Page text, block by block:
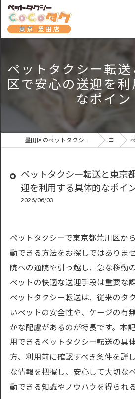
ペットタクシー転送
区で安心の送迎を利
なポイン
墨田区のペットタクシーならペットタクシーCoCoタク東京墨田店 コラム ペ
ペットタクシー転送と東京
迎を利用する具体的なポイ
2026/06/03
ペットタクシーで東京都荒川区か
動できる方法をお探しではありま
院への通院や引っ越し、急な移動
ペットの快適な送迎手段は重要な
ペットタクシー転送は、従来のタ
いペットの安全性や、ケージの有
かな配慮があるのが特長です。本
用できるペットタクシー転送の具
方、利用前に確認すべき条件を詳
な情報を把握し、安心して大切な
動できる知識やノウハウを得られる